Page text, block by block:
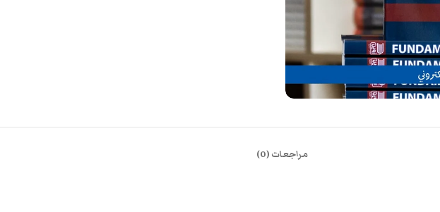
مراجعات (0)